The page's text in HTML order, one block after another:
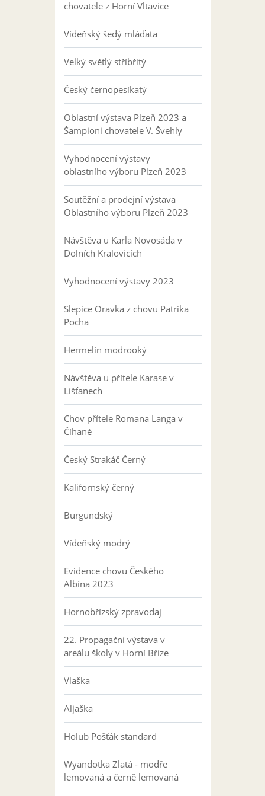
chovatele z Horní Vltavice
Vídeňský šedý mláďata
Velký světlý stříbřitý
Český černopesíkatý
Oblastní výstava Plzeň 2023 a
Šampioni chovatele V. Švehly
Vyhodnocení výstavy
oblastního výboru Plzeň 2023
Soutěžní a prodejní výstava
Oblastního výboru Plzeň 2023
Návštěva u Karla Novosáda v
Dolních Kralovicích
Vyhodnocení výstavy 2023
Slepice Oravka z chovu Patrika
Pocha
Hermelín modrooký
Návštěva u přítele Karase v
Líšťanech
Chov přítele Romana Langa v
Číhané
Český Strakáč Černý
Kalifornský černý
Burgundský
Vídeňský modrý
Evidence chovu Českého
Albína 2023
Hornobřízský zpravodaj
22. Propagační výstava v
areálu školy v Horní Bříze
Vlaška
Aljaška
Holub Pošťák standard
Wyandotka Zlatá - modře
lemovaná a černě lemovaná